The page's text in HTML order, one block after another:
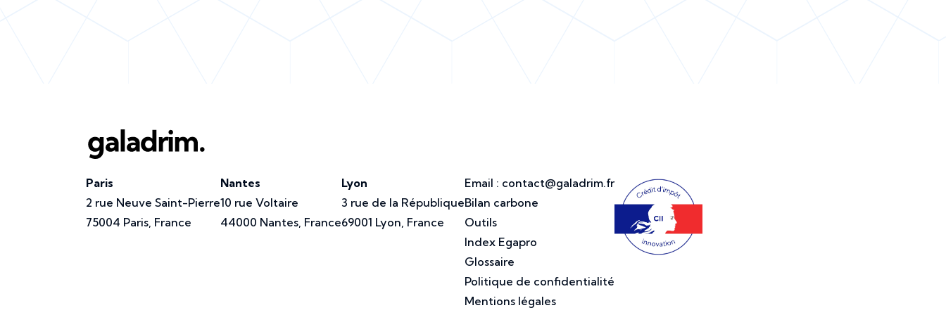
Paris
2 rue Neuve Saint-Pierre
75004 Paris, France
Nantes
10 rue Voltaire
44000 Nantes, France
Lyon
3 rue de la République
69001 Lyon, France
Email : contact@galadrim.fr
Bilan carbone
Outils
Index Egapro
Glossaire
Politique de confidentialité
Mentions légales